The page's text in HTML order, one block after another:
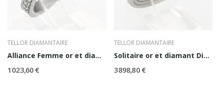
TELLOR DIAMANTAIRE
Alliance Femme or et diamants Annie
1 023,60 €
TELLOR DIAMANTAIRE
Solitaire or et diamant Diana 0,50 ct
3 898,80 €